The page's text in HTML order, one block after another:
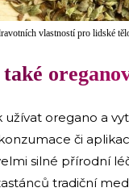
vlastností pro lidské
užívat oregano a
či
silné přírodní
tradiční